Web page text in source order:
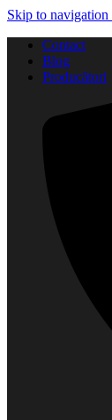
Skip to navigation
Contact
Blog
Producători